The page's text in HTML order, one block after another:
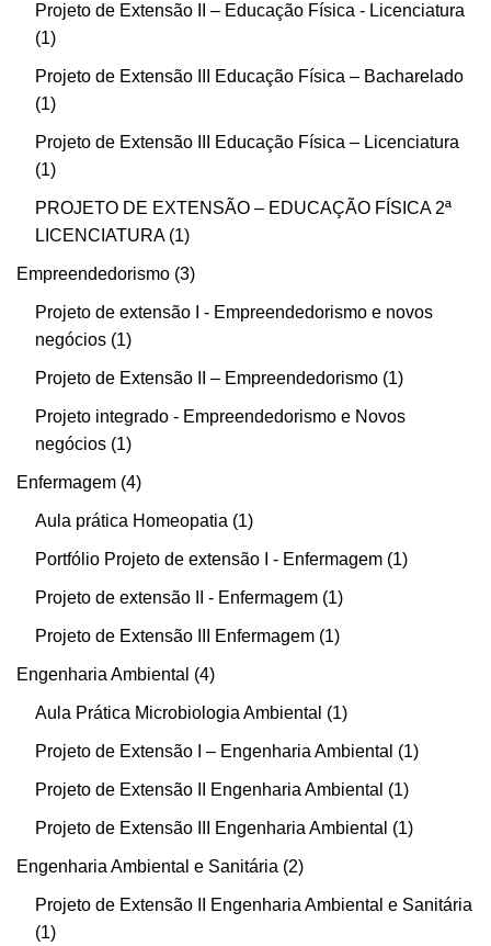
Projeto de Extensão II – Educação Física - Licenciatura
1
Projeto de Extensão III Educação Física – Bacharelado
1
Projeto de Extensão III Educação Física – Licenciatura
1
PROJETO DE EXTENSÃO – EDUCAÇÃO FÍSICA 2ª
LICENCIATURA 1
Empreendedorismo 3
Projeto de extensão I - Empreendedorismo e novos
negócios 1
Projeto de Extensão II – Empreendedorismo 1
Projeto integrado - Empreendedorismo e Novos
negócios 1
Enfermagem 4
Aula prática Homeopatia 1
Portfólio Projeto de extensão I - Enfermagem 1
Projeto de extensão II - Enfermagem 1
Projeto de Extensão III Enfermagem 1
Engenharia Ambiental 4
Aula Prática Microbiologia Ambiental 1
Projeto de Extensão I – Engenharia Ambiental 1
Projeto de Extensão II Engenharia Ambiental 1
Projeto de Extensão III Engenharia Ambiental 1
Engenharia Ambiental e Sanitária 2
Projeto de Extensão II Engenharia Ambiental e Sanitária
1